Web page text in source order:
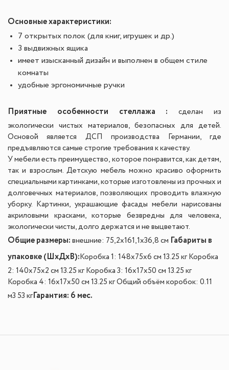
Основные характеристики:
7 открытых полок (для книг, игрушек и др.)
3 выдвижных ящика
имеет изысканный дизайн и выполнен в общем стиле
комнаты
удобные эргономичные ручки
Приятные особенности стеллажа :сделан из
экологически чистых материалов, безопасных для детей.
Основой является ДСП производства Германии, где
предъявляются самые строгие требования к качеству.
У мебели есть преимущество, которое понравится, как детям,
так и взрослым. Детскую мебель можно красиво оформить
специальными картинками, которые изготовлены из прочных и
долговечных материалов, позволяющих проводить влажную
уборку. Картинки, украшающие фасады мебели нарисованы
акриловыми красками, которые безвредны для человека,
экологически чисты, долго держатся и не выцветают.
Общие размеры: внешние: 75,2x161,1x36,8 см Габариты в
упаковке (ШxДxВ): Коробка 1: 148x75x6 см 13.25 кг Коробка
2: 140x75x2 см 13.25 кг Коробка 3: 16x17x50 см 13.25 кг
Коробка 4: 16x17x50 см 13.25 кг Общий объём коробок: 0.11
м3 53 кгГарантия: 6 мес.